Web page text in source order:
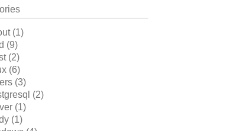
(1)
(9)
(2)
(6)
(3)
(2)
(1)
(1)